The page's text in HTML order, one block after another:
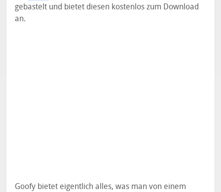
gebastelt und bietet diesen kostenlos zum Download
an.
Goofy bietet eigentlich alles, was man von einem